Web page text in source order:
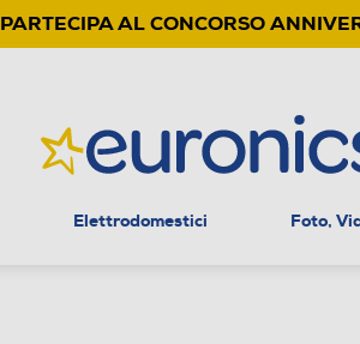
PARTECIPA AL CONCORSO
Elettrodomestici Foto,